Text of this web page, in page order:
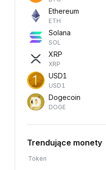
Ethereum
ETH
Solana
SOL
XRP
XRP
USD1
USD1
Dogecoin
DOGE
Trendujące monety
Token